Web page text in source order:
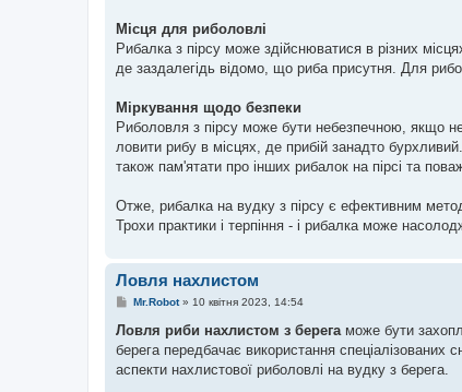
Місця для риболовлі
Рибалка з пірсу може здійснюватися в різних
де заздалегідь відомо, що риба присутня. Для
Міркування щодо безпеки
Риболовля з пірсу може бути небезпечною, якщо
ловити рибу в місцях, де прибій занадто
також пам'ятати про інших рибалок на пірсі та
Отже, рибалка на вудку з пірсу є ефективним
Трохи практики і терпіння - і рибалка може
Ловля нахлистом
П
в
д
о
Mr.Robot» 10 квітня 2023, 14:54
Ловля риби нахлистом з берега може бути
берега передбачає використання спеціалізованих
аспекти нахлистової риболовлі на вудку з берега.